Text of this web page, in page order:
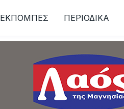
ΕΚΠΟΜΠΕΣ ΠΕΡΙΟΔΙΚΑ